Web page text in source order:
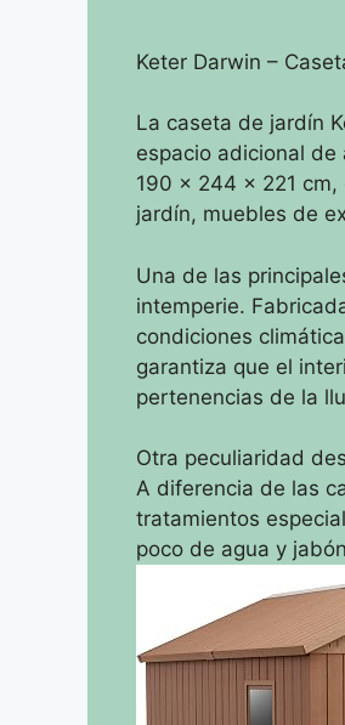
Keter Darwin –
La caseta de jardín
espacio adicional de
190 x 244 x 221 cm,
jardín, muebles de
Una de las
intemperie.
condiciones
garantiza que el
pertenencias de la
Otra peculiaridad
A diferencia de las
tratamientos
poco de agua y